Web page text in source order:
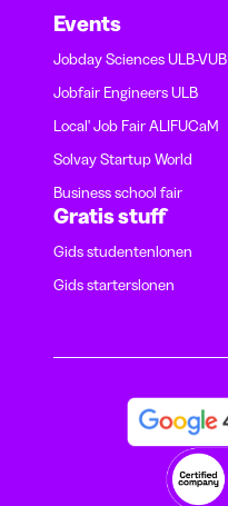
Events
Jobday Sciences ULB-VUB
Jobfair Engineers ULB
Local' Job Fair ALIFUCaM
Solvay Startup World
Business school fair
Gratis stuff
Gids studentenlonen
Gids starterslonen